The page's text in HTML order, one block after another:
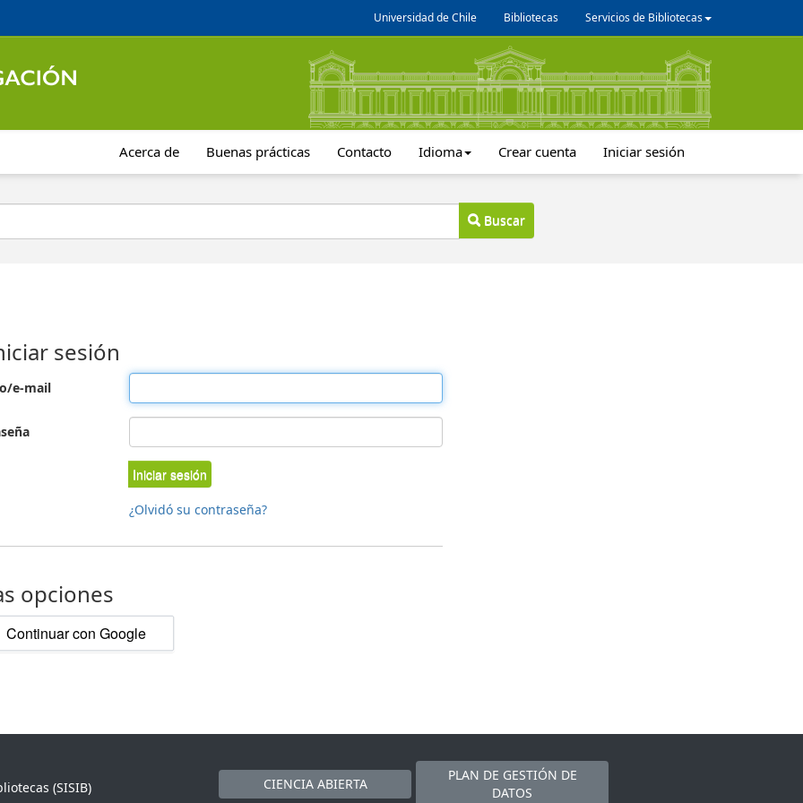
Universidad de Chile Bibliotecas Servicios de Bibliotecas
Acerca de Buenas prácticas Contacto Idioma Crear cuenta Iniciar sesión
Buscar
sesión
e-mail
Iniciar sesión
¿Olvidó su contraseña?
opciones
Continuar con Google
(SISIB)
CIENCIA ABIERTA
PLAN DE GESTIÓN DE
DATOS